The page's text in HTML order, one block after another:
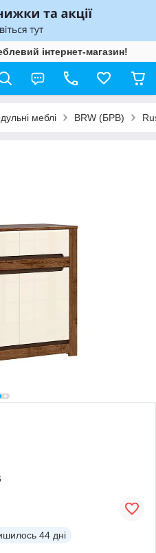
інтернет-магазин!
меблі BRW (БРВ)
44 дні